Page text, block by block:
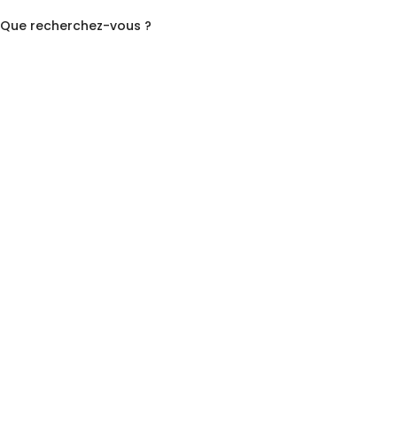
Que recherchez-vous ?